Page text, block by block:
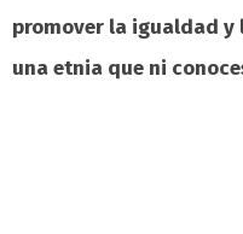
promover la igualdad y
una etnia que ni